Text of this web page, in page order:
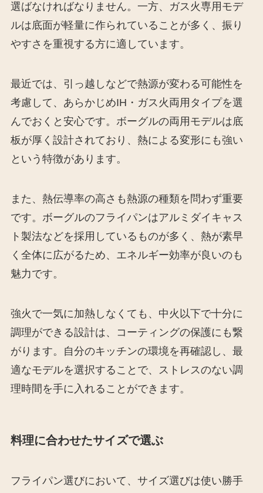
選ばなければなりません。一方、ガス火専用モデ
ルは底面が軽量に作られていることが多く、振り
やすさを重視する方に適しています。
最近では、引っ越しなどで熱源が変わる可能性を
考慮して、あらかじめIH・ガス火両用タイプを選
んでおくと安心です。ボーグルの両用モデルは底
板が厚く設計されており、熱による変形にも強い
という特徴があります。
また、熱伝導率の高さも熱源の種類を問わず重要
です。ボーグルのフライパンはアルミダイキャス
ト製法などを採用しているものが多く、熱が素早
く全体に広がるため、エネルギー効率が良いのも
魅力です。
強火で一気に加熱しなくても、中火以下で十分に
調理ができる設計は、コーティングの保護にも繋
がります。自分のキッチンの環境を再確認し、最
適なモデルを選択することで、ストレスのない調
理時間を手に入れることができます。
料理に合わせたサイズで選ぶ
フライパン選びにおいて、サイズ選びは使い勝手